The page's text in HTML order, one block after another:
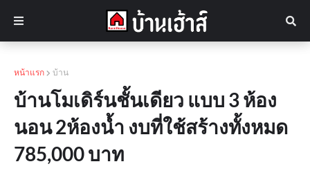
หน้าแรก บ้าน
บ้านโมเดิร์นชั้นเดียว แบบ 3 ห้อง
นอน 2ห้องน้ำ งบที่ใช้สร้างทั้งหมด
785,000 บาท